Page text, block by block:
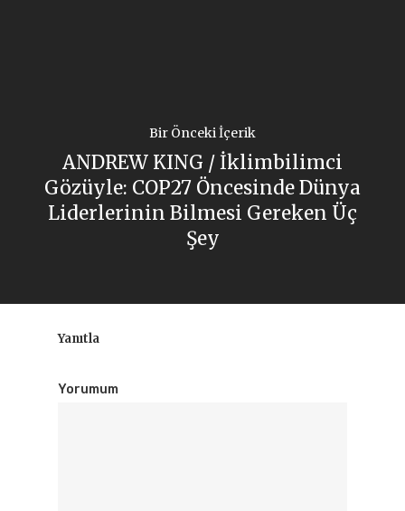
Bir Önceki İçerik
ANDREW KING / İklimbilimci
Gözüyle: COP27 Öncesinde Dünya
Liderlerinin Bilmesi Gereken Üç
Şey
Yanıtla
Yorumum